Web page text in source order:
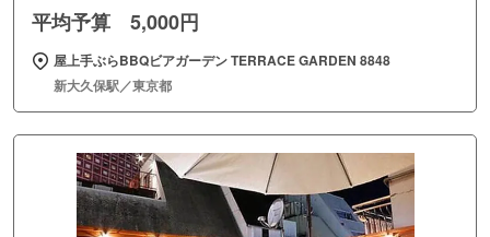
平均予算 5,000円
屋上手ぶらBBQビアガーデン TERRACE GARDEN 8848
新大久保駅／東京都